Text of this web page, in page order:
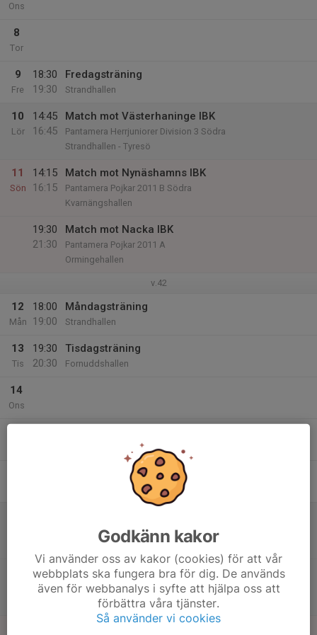
Ons
8
Tor
9
Fre
18:30
19:30
Fredagsträning
Strandhallen
10
Lör
14:45
16:45
Match mot Västerhaninge IBK
Pantamera Herrjuniorer Division 3 Södra
Strandhallen - Tyresö
11
Sön
14:15
16:15
Match mot Nynäshamns IBK
Pantamera Pojkar 2011 B Södra
Kvarnängshallen
19:30
21:30
Match mot Nacka IBK
Pantamera Pojkar 2011 A
Ormingehallen
v.42
12
Mån
18:00
19:00
Måndagsträning
Strandhallen
13
Tis
19:30
20:30
Tisdagsträning
Fornuddshallen
14
Ons
Fredagsträning
Pantamera Pojkar 2011 B Södra
Strandhallen - Tyresö
15:45
17:45
Match mot Väsby AIK
Pantamera Pojkar 2010 A (Stockholm)
Smedsgärdshallen
Godkänn kakor
Vi använder oss av kakor (cookies) för att vår
webbplats ska fungera bra för dig. De används
även för webbanalys i syfte att hjälpa oss att
förbättra våra tjänster.
Så använder vi cookies